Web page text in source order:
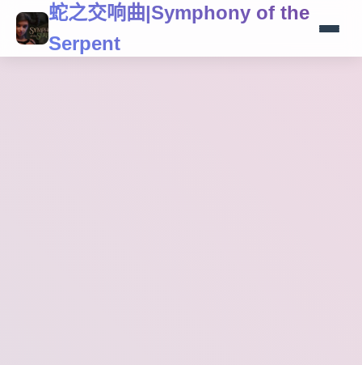
蛇之交响曲|Symphony of the
Serpent